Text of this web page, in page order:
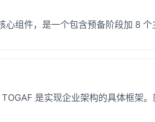
件，是一个包含预备阶段加 8 个
是实现企业架构的具体框架。